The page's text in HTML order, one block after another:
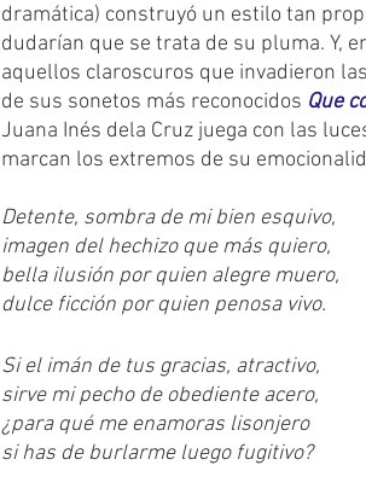
dramática) construyó un estilo tan
dudarían que se trata de su pluma. Y,
aquellos claroscuros que invadieron
de sus sonetos más reconocidos Que
Juana Inés dela Cruz juega con las
marcan los extremos de su
Detente, sombra de mi bien esquivo,
imagen del hechizo que más quiero,
bella ilusión por quien alegre muero,
dulce ficción por quien penosa vivo.
Si el imán de tus gracias, atractivo,
sirve mi pecho de obediente acero,
¿para qué me enamoras lisonjero
si has de burlarme luego fugitivo?